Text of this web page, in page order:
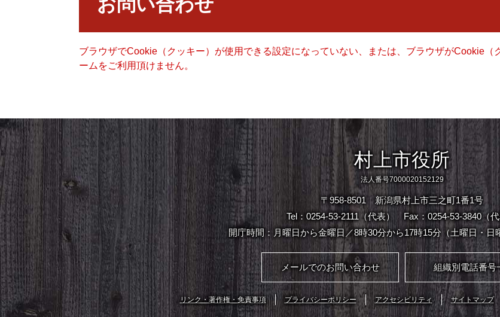
ブラウザでCookie（クッキー）が使用できる設定になっていない、または、ブラウザがCookie
ームをご利用頂けません。
村上市役所
法人番号7000020152129
〒958-8501 新潟県村上市三之町1番1号
Tel：0254-53-2111（代表）
Fax：0254-53-3840（
開庁時間：月曜日から金曜日／8時30分から17時15分（土曜日・日
メールでのお問い合わせ 組織別電話番号
リンク・著作権・免責事項 プライバシーポリシー アクセシビリティ サイトマップ